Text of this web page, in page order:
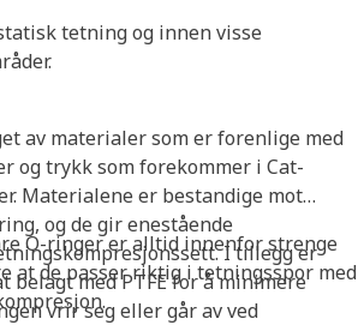
tetning og innen visse
av materialer som er forenlige med
og trykk som forekommer i Cat-
Materialene er bestandige mot
og de gir enestående
I tillegg er
belagt med PTFE for å minimere
vrir seg eller går av ved
O-ringer er alltid innenfor strenge
at de passer riktig i tetningsspor med